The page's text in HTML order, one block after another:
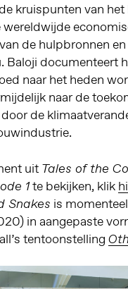
kruispunten van het
de hulpbronnen
Baloji documenteert
naar het heden
naar de
de
uit Tales of the
1te bekijken, klik
Snakes is
in aangepaste
tentoonstelling